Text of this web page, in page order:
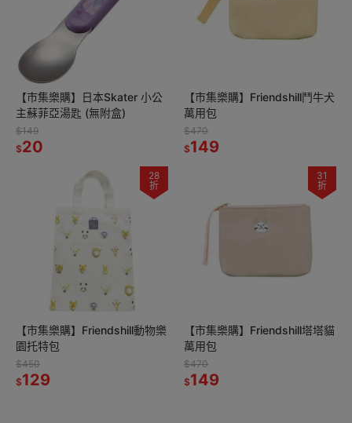
【市集樂購】日本Skater 小公
主蘇菲亞湯匙 (無附盒)
$149
$20
【市集樂購】Friendshill鬥牛犬
萬用包
$470
$149
28
折
【市集樂購】Friendshill動物樂
園托特包
$450
$129
31
折
【市集樂購】Friendshill塔塔貓
萬用包
$470
$149